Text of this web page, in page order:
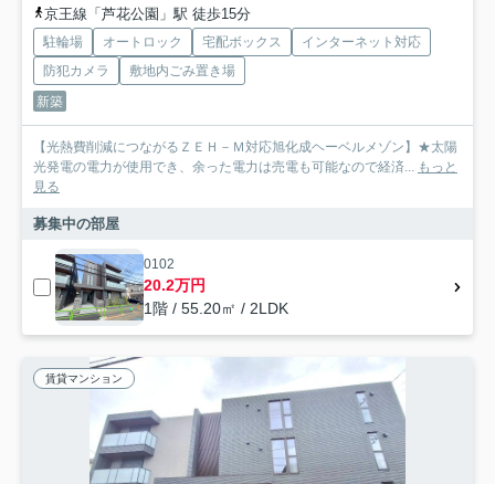
京王線「芦花公園」駅 徒歩15分
駐輪場 オートロック 宅配ボックス
インターネット対応
防犯カメラ
敷地内ごみ置き場
新築
【光熱費削減につながるＺＥＨ－Ｍ対応旭化成ヘーベルメゾン】★太陽
光発電の電力が使用でき、余った電力は売電も可能なので経済... もっと
見る
募集中の部屋
0102
20.2万円
1階 / 55.20㎡ / 2LDK
賃貸マンション